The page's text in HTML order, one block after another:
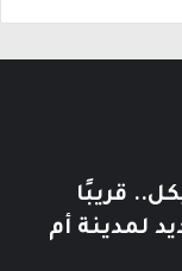
شيكل.. قريبًا
لمدينة أم